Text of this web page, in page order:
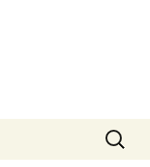
Search
for: